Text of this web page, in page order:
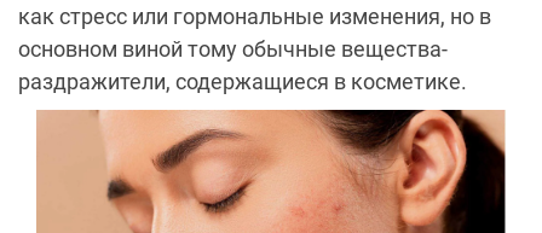
как стресс или гормональные изменения, но в
основном виной тому обычные вещества-
раздражители, содержащиеся в косметике.